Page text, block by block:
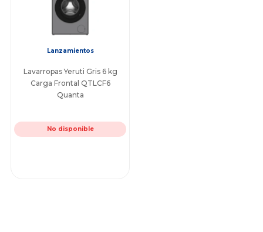
Lanzamientos
Lavarropas Yeruti Gris 6 kg
Carga Frontal QTLCF6
Quanta
No disponible